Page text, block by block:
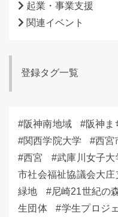
起業・事業支援
関連イベント
登録タグ一覧
阪神南地域 阪神ま
関西学院大学
西宮
西宮
武庫川女子大
市社会福祉協議会大庄
緑地
尼崎21世紀の
生団体
学生プロジ